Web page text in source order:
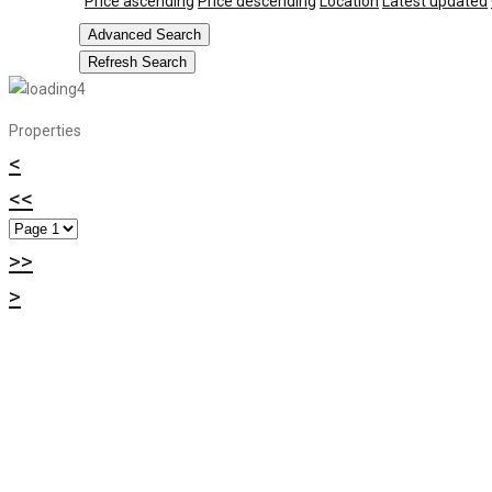
Advanced Search
Refresh Search
Properties
<
<<
>>
>